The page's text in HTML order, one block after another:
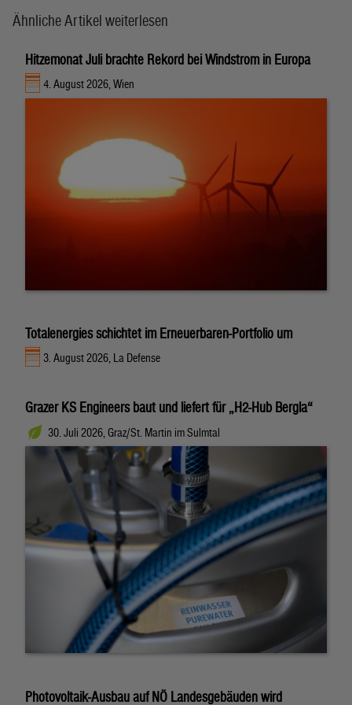
Ähnliche Artikel weiterlesen
Hitzemonat Juli brachte Rekord bei Windstrom in Europa
4. August 2026, Wien
Totalenergies schichtet im Erneuerbaren-Portfolio um
3. August 2026, La Defense
Grazer KS Engineers baut und liefert für „H2-Hub Bergla“
30. Juli 2026, Graz/St. Martin im Sulmtal
Photovoltaik-Ausbau auf NÖ Landesgebäuden wird